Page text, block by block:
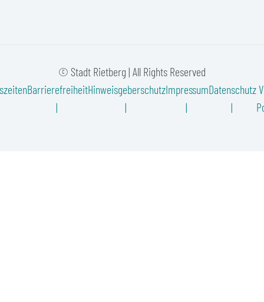
© Stadt Rietberg | All Rights Reserved
BarrierefreiheitHinweisgeberschutzImpressumDatenschutz